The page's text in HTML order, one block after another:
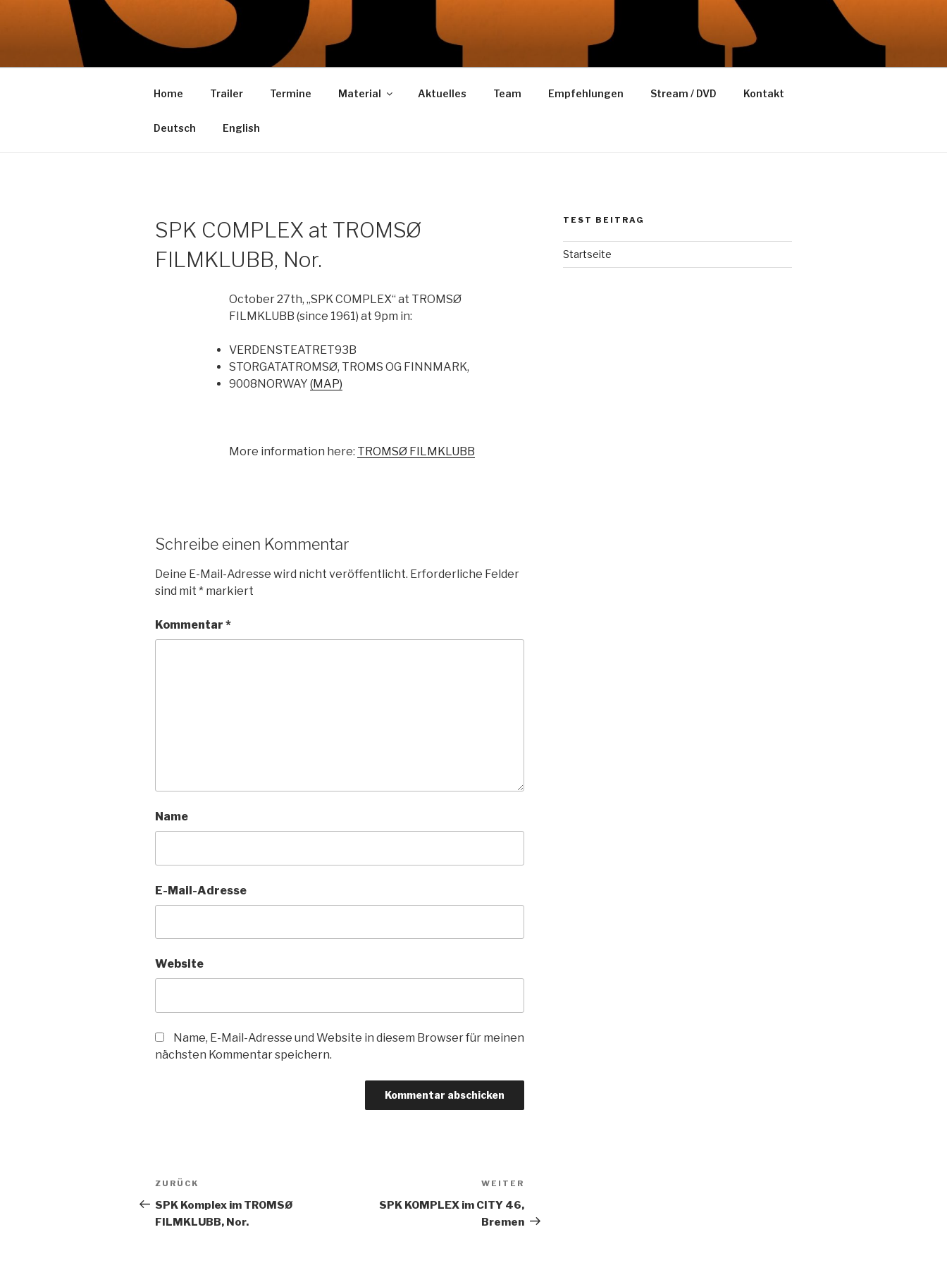
SPK KOMPLEX
ein Film von Gerd Kroske
Home Trailer Termine Material Aktuelles Team Empfehlungen Stream / DVD Kontakt
Deutsch English
SPK COMPLEX at TROMSØ
FILMKLUBB, Nor.
October 27th, „SPK COMPLEX“ at TROMSØ
FILMKLUBB (since 1961) at 9pm in:
VERDENSTEATRET93B
STORGATATROMSØ, TROMS OG FINNMARK,
9008NORWAY (MAP)
More information here: TROMSØ FILMKLUBB
Schreibe einen Kommentar
Deine E-Mail-Adresse wird nicht veröffentlicht. Erforderliche Felder
sind mit * markiert
Kommentar *
Name
E-Mail-Adresse
Website
Name, E-Mail-Adresse und Website in diesem Browser für meinen
nächsten Kommentar speichern.
Beitragsnavigation
Vorheriger
Beitrag
ZURÜCK
SPK Komplex im TROMSØ
FILMKLUBB, Nor.
WEITER
SPK KOMPLEX im CITY 46,
Bremen
TEST BEITRAG
Startseite